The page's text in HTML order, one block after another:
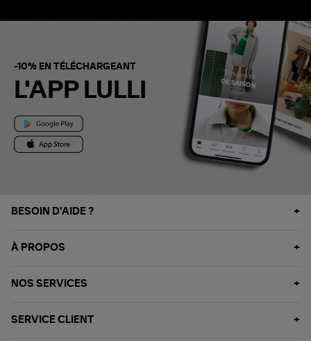
-10% EN TÉLÉCHARGEANT
L'APP LULLI
BESOIN D'AIDE ?
À PROPOS
NOS SERVICES
SERVICE CLIENT